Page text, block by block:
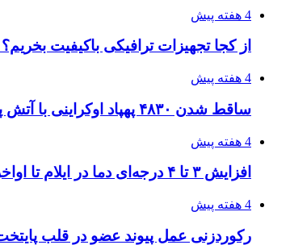
4 هفته پیش
از کجا تجهیزات ترافیکی باکیفیت
4 هفته پیش
ساقط شدن ۴۸۳۰ پهپاد اوکراینی با آتش پدافند روسیه
4 هفته پیش
افزایش ۳ تا ۴ درجه‌ای دما در ایلام تا اواخر هفته
4 هفته پیش
رکوردزنی عمل پیوند عضو در قلب